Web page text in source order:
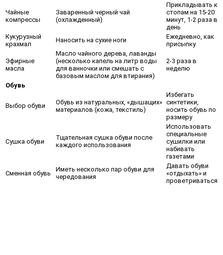
Чайные
компрессы
Заваренный черный чай
(охлажденный)
Прикладывать к
стопам на 15-20
минут, 1-2 раза в
день
Кукурузный
крахмал
Наносить на сухие ноги
Ежедневно, как
присыпку
Эфирные
масла
Масло чайного дерева, лаванды
(несколько капель на литр воды
для ванночки или смешать с
базовым маслом для втирания)
2-3 раза в
неделю
Обувь
Выбор обуви
Обувь из натуральных, «дышащих»
материалов (кожа, текстиль)
Избегать
синтетики,
носить обувь по
размеру
Сушка обуви
Тщательная сушка обуви после
каждого использования
Использовать
специальные
сушилки или
набивать
газетами
Сменная обувь
Иметь несколько пар обуви для
чередования
Давать обуви
«отдыхать» и
проветриваться